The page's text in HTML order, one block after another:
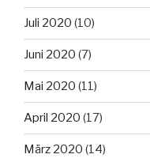
Juli 2020 (10)
Juni 2020 (7)
Mai 2020 (11)
April 2020 (17)
März 2020 (14)